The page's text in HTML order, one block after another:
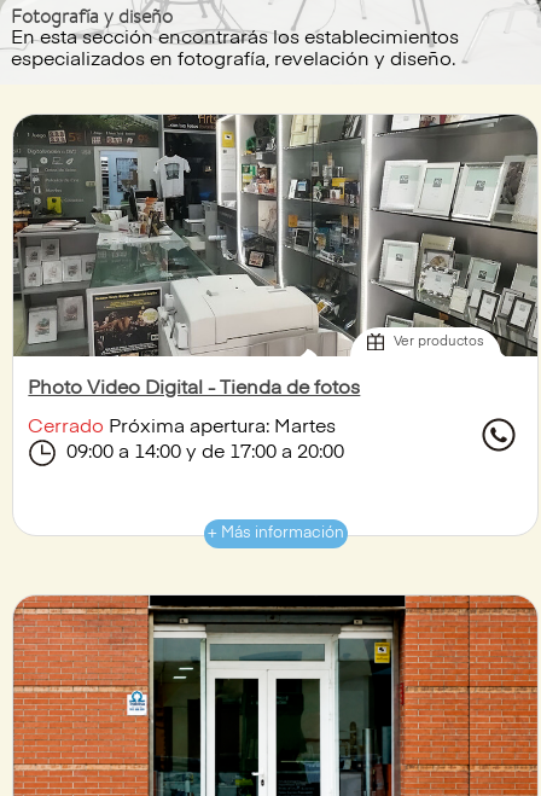
Fotografía y diseño
En esta sección encontrarás los establecimientos
especializados en fotografía, revelación y diseño.
Ver productos
Photo Video Digital - Tienda de fotos
Cerrado Próxima apertura: Martes
09:00 a 14:00 y de 17:00 a 20:00
+ Más información